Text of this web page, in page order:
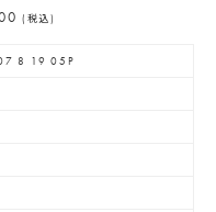
(税込)
8 19 05P